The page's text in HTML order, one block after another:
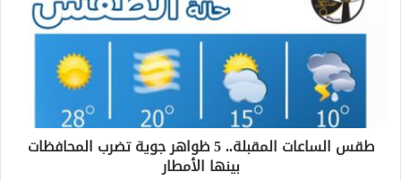
طقس الساعات المقبلة.. 5 ظواهر جوية تضرب المحافظات
بينها الأمطار